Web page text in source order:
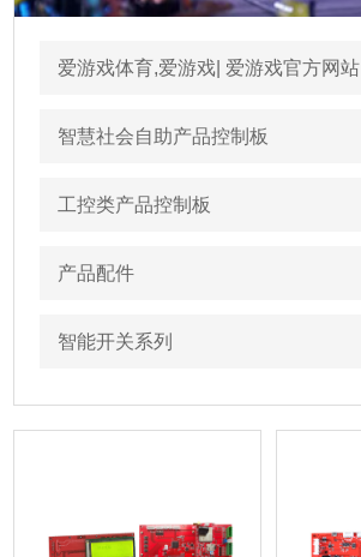
爱游戏体育,爱游戏| 爱游戏官方网站
智慧社会自助产品控制板
工控类产品控制板
产品配件
智能开关系列